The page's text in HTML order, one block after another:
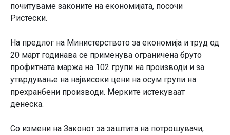
почитуваме законите на економијата, посочи
Ристески.
На предлог на Министерството за економија и труд од
20 март годинава се применува ограничена бруто
профитната маржа на 102 групи на производи и за
утврдување на највисоки цени на осум групи на
прехранбени производи. Мерките истекуваат
денеска.
Со измени на Законот за заштита на потрошувачи,